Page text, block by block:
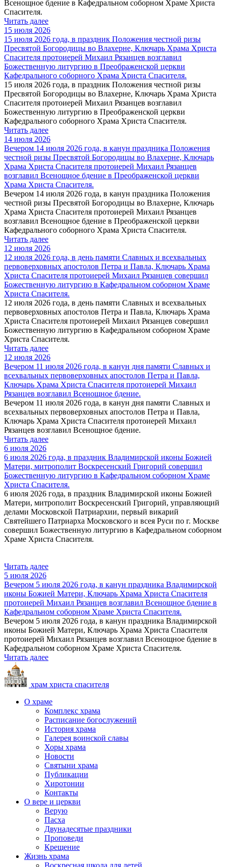
Всенощное бдение в Кафедральном соборном Храме Христа
Спасителя.
Читать далее
15 июля 2026
15 июля 2026 года, в праздник Положения честной ризы
Пресвятой Богородицы во Влахерне, Ключарь Храма Христа
Спасителя протоиерей Михаил Рязанцев возглавил
Божественную литургию в Преображенской церкви
Кафедрального соборного Храма Христа Спасителя.
15 июля 2026 года, в праздник Положения честной ризы
Пресвятой Богородицы во Влахерне, Ключарь Храма Христа
Спасителя протоиерей Михаил Рязанцев возглавил
Божественную литургию в Преображенской церкви
Кафедрального соборного Храма Христа Спасителя.
Читать далее
14 июля 2026
Вечером 14 июля 2026 года, в канун праздника Положения
честной ризы Пресвятой Богородицы во Влахерне, Ключарь
Храма Христа Спасителя протоиерей Михаил Рязанцев
возглавил Всенощное бдение в Преображенской церкви
Храма Христа Спасителя.
Вечером 14 июля 2026 года, в канун праздника Положения
честной ризы Пресвятой Богородицы во Влахерне, Ключарь
Храма Христа Спасителя протоиерей Михаил Рязанцев
возглавил Всенощное бдение в Преображенской церкви
Кафедрального соборного Храма Христа Спасителя.
Читать далее
12 июля 2026
12 июля 2026 года, в день памяти Славных и всехвальных
первоверховных апостолов Петра и Павла, Ключарь Храма
Христа Спасителя протоиерей Михаил Рязанцев совершил
Божественную литургию в Кафедральном cоборном Храме
Христа Спасителя.
12 июля 2026 года, в день памяти Славных и всехвальных
первоверховных апостолов Петра и Павла, Ключарь Храма
Христа Спасителя протоиерей Михаил Рязанцев совершил
Божественную литургию в Кафедральном cоборном Храме
Христа Спасителя.
Читать далее
12 июля 2026
Вечером 11 июля 2026 года, в канун дня памяти Славных и
всехвальных первоверховных апостолов Петра и Павла,
Ключарь Храма Христа Спасителя протоиерей Михаил
Рязанцев возглавил Всенощное бдение.
Вечером 11 июля 2026 года, в канун дня памяти Славных и
всехвальных первоверховных апостолов Петра и Павла,
Ключарь Храма Христа Спасителя протоиерей Михаил
Рязанцев возглавил Всенощное бдение.
Читать далее
6 июля 2026
6 июля 2026 года, в праздник Владимирской иконы Божией
Матери, митрополит Воскресенский Григорий совершил
Божественную литургию в Кафедральном соборном Храме
Христа Спасителя.
6 июля 2026 года, в праздник Владимирской иконы Божией
Матери, митрополит Воскресенский Григорий, управляющий
делами Московской Патриархии, первый викарий
Святейшего Патриарха Московского и всея Руси по г. Москве
совершил Божественную литургию в Кафедральном соборном
Храме Христа Спасителя.
Читать далее
5 июля 2026
Вечером 5 июля 2026 года, в канун праздника Владимирской
иконы Божией Матери, Ключарь Храма Христа Спасителя
протоиерей Михаил Рязанцев возглавил Всенощное бдение в
Кафедральном cоборном Храме Христа Спасителя.
Вечером 5 июля 2026 года, в канун праздника Владимирской
иконы Божией Матери, Ключарь Храма Христа Спасителя
протоиерей Михаил Рязанцев возглавил Всенощное бдение в
Кафедральном cоборном Храме Христа Спасителя.
Читать далее
храм христа спасителя
О храме
Комплекс храма
Расписание богослужений
История храма
Галерея воинской славы
Хоры храма
Новости
Святыни храма
Публикации
Хиротонии
Контакты
О вере и церкви
Верую
Пасха
Двунадесятые праздники
Проповеди
Крещение
Жизнь храма
Воскресная школа для детей